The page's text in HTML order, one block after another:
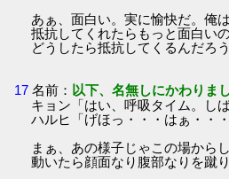
あぁ、面白い。実に愉快だ。俺
抵抗してくれたらもっと面白い
どうしたら抵抗してくるんだろ
17 名前： 以下、名無しにかわりま
キョン「はい、呼吸タイム。し
ハルヒ「げほっ・・・はぁ・・
まぁ、あの様子じゃこの場から
動いたら顔面なり腹部なりを蹴